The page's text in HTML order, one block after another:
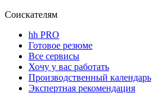
Соискателям
hh PRO
Готовое резюме
Все сервисы
Хочу у вас работать
Производственный календарь
Экспертная рекомендация